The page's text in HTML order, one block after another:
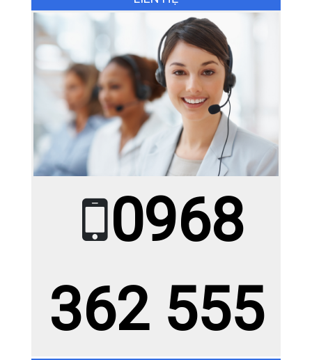
0968
362 555
Gạch Ấn Độ KT ( 1.2 x 1.8m
)RBAU12182 DEON CREMA
Giá: 0đ
Giá KM: Liên hệ
XEM CHI TIẾT
Gạch Ấn Độ KT ( 1.2 x 1.8m
)RBAU12181 STATUARIO SMART